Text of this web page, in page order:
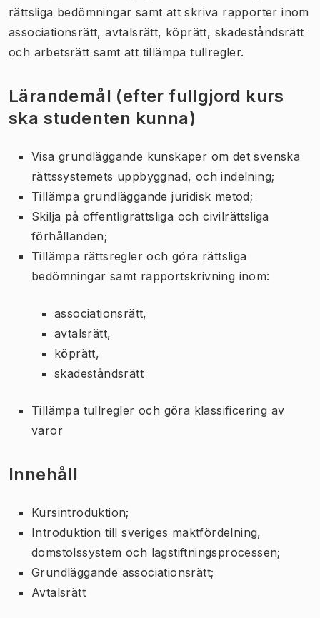
rättsliga bedömningar samt att skriva rapporter inom
associationsrätt, avtalsrätt, köprätt, skadeståndsrätt
och arbetsrätt samt att tillämpa tullregler.
Lärandemål (efter fullgjord kurs
ska studenten kunna)
Visa grundläggande kunskaper om det svenska
rättssystemets uppbyggnad, och indelning;
Tillämpa grundläggande juridisk metod;
Skilja på offentligrättsliga och civilrättsliga
förhållanden;
Tillämpa rättsregler och göra rättsliga
bedömningar samt rapportskrivning inom:
associationsrätt,
avtalsrätt,
köprätt,
skadeståndsrätt
Tillämpa tullregler och göra klassificering av
varor
Innehåll
Kursintroduktion;
Introduktion till sveriges maktfördelning,
domstolssystem och lagstiftningsprocessen;
Grundläggande associationsrätt;
Avtalsrätt